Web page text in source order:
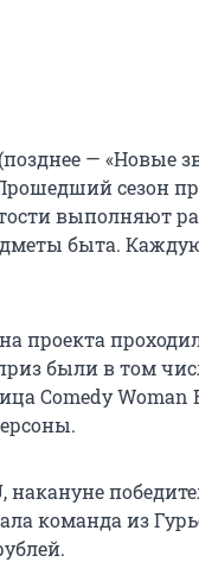
— «Новые
сезон
выполняют
быта.
проекта
были в том
Comedy
накануне
команда из